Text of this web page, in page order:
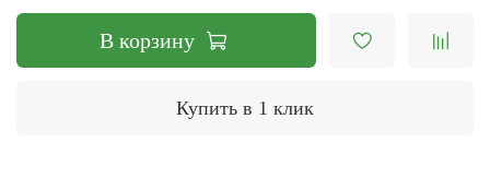
В корзину
Купить в 1 клик